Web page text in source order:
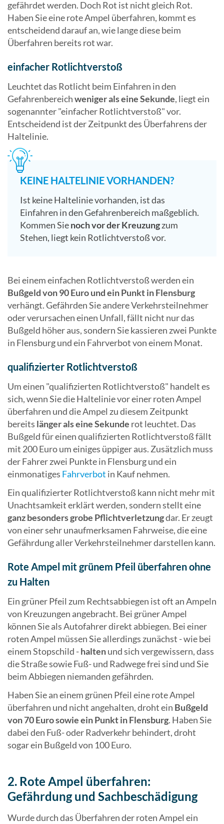
gefährdet werden. Doch Rot ist nicht gleich Rot.
Haben Sie eine rote Ampel überfahren, kommt es
entscheidend darauf an, wie lange diese beim
Überfahren bereits rot war.
einfacher Rotlichtverstoß
Leuchtet das Rotlicht beim Einfahren in den
Gefahrenbereichweniger als eine Sekunde, liegt ein
sogenannter "einfacher Rotlichtverstoß" vor.
Entscheidend ist der Zeitpunkt des Überfahrens der
Haltelinie.
KEINE HALTELINIE VORHANDEN?
Ist keine Haltelinie vorhanden, ist das
Einfahren in den Gefahrenbereich maßgeblich.
Kommen Sienoch vor der Kreuzungzum
Stehen, liegt kein Rotlichtverstoß vor.
Bei einem einfachen Rotlichtverstoß werden ein
Bußgeld von 90 Euro und ein Punkt in Flensburg
verhängt. Gefährden Sie andere Verkehrsteilnehmer
oder verursachen einen Unfall, fällt nicht nur das
Bußgeld höher aus, sondern Sie kassieren zwei Punkte
in Flensburg und ein Fahrverbot von einem Monat.
qualifizierter Rotlichtverstoß
Um einen "qualifizierten Rotlichtverstoß" handelt es
sich, wenn Sie die Haltelinie vor einer roten Ampel
überfahren und die Ampel zu diesem Zeitpunkt
bereits länger als eine Sekunde rot leuchtet. Das
Bußgeld für einen qualifizierten Rotlichtverstoß fällt
mit 200 Euro um einiges üppiger aus. Zusätzlich muss
der Fahrer zwei Punkte in Flensburg und ein
einmonatiges Fahrverbot in Kauf nehmen.
Ein qualifizierter Rotlichtverstoß kann nicht mehr mit
Unachtsamkeit erklärt werden, sondern stellt eine
ganz besonders grobe Pflichtverletzungdar. Er zeugt
von einer sehr unaufmerksamen Fahrweise, die eine
Gefährdung aller Verkehrsteilnehmer darstellen kann.
Rote Ampel mit grünem Pfeil überfahren ohne
zu Halten
Ein grüner Pfeil zum Rechtsabbiegen ist oft an Ampeln
von Kreuzungen angebracht. Bei grüner Ampel
können Sie als Autofahrer direkt abbiegen. Bei einer
roten Ampel müssen Sie allerdings zunächst - wie bei
einem Stopschild -haltenund sich vergewissern, dass
die Straße sowie Fuß- und Radwege frei sind und Sie
beim Abbiegen niemanden gefährden.
Haben Sie an einem grünen Pfeil eine rote Ampel
überfahren und nicht angehalten, droht ein Bußgeld
von 70 Euro sowie ein Punkt in Flensburg. Haben Sie
dabei den Fuß- oder Radverkehr behindert, droht
sogar ein Bußgeld von 100 Euro.
2. Rote Ampel überfahren:
Gefährdung und Sachbeschädigung
Wurde durch das Überfahren der roten Ampel ein